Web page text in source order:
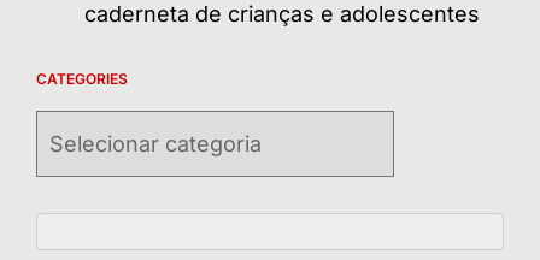
caderneta de crianças e adolescentes
CATEGORIES